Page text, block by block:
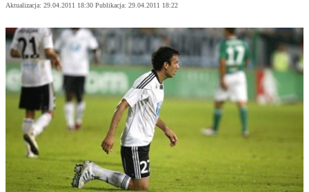
Aktualizacja: 29.04.2011 18:30 Publikacja: 29.04.2011 18:22